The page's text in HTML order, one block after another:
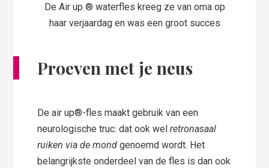
De Air up ® waterfles kreeg ze van oma op
haar verjaardag en was een groot succes
Proeven met je neus
De air up®-fles maakt gebruik van een
neurologische truc: dat ook welretronasaal
ruiken via de mond genoemd wordt. Het
belangrijkste onderdeel van de fles is dan ook